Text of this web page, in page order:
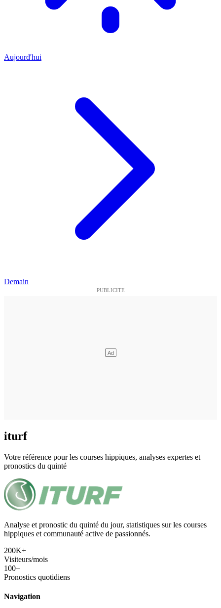
Aujourd'hui
Demain
iturf
Votre référence pour les courses hippiques, analyses expertes et
pronostics du quinté
Analyse et pronostic du quinté du jour, statistiques sur les courses
hippiques et communauté active de passionnés.
200K+
Visiteurs/mois
100+
Pronostics quotidiens
Navigation